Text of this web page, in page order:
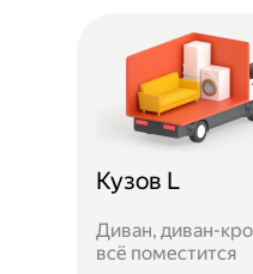
Кузов L
Диван, диван-
всё поместится